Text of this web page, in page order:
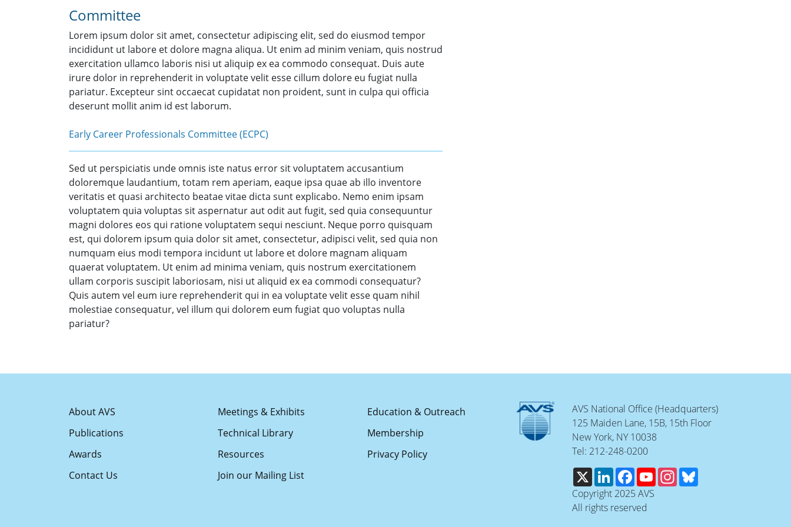
Committee
Lorem ipsum dolor sit amet, consectetur adipiscing elit, sed do eiusmod tempor
incididunt ut labore et dolore magna aliqua. Ut enim ad minim veniam, quis nostrud
exercitation ullamco laboris nisi ut aliquip ex ea commodo consequat. Duis aute
irure dolor in reprehenderit in voluptate velit esse cillum dolore eu fugiat nulla
pariatur. Excepteur sint occaecat cupidatat non proident, sunt in culpa qui officia
deserunt mollit anim id est laborum.
Early Career Professionals Committee (ECPC)
Sed ut perspiciatis unde omnis iste natus error sit voluptatem accusantium
doloremque laudantium, totam rem aperiam, eaque ipsa quae ab illo inventore
veritatis et quasi architecto beatae vitae dicta sunt explicabo. Nemo enim ipsam
voluptatem quia voluptas sit aspernatur aut odit aut fugit, sed quia consequuntur
magni dolores eos qui ratione voluptatem sequi nesciunt. Neque porro quisquam
est, qui dolorem ipsum quia dolor sit amet, consectetur, adipisci velit, sed quia non
numquam eius modi tempora incidunt ut labore et dolore magnam aliquam
quaerat voluptatem. Ut enim ad minima veniam, quis nostrum exercitationem
ullam corporis suscipit laboriosam, nisi ut aliquid ex ea commodi consequatur?
Quis autem vel eum iure reprehenderit qui in ea voluptate velit esse quam nihil
molestiae consequatur, vel illum qui dolorem eum fugiat quo voluptas nulla
pariatur?
About AVS Meetings & Exhibits
Education & Outreach
Publications
Technical Library
Membership
Awards
Resources
Privacy Policy
Contact Us
Join our Mailing List
AVS National Office (Headquarters)
125 Maiden Lane, 15B, 15th Floor
New York, NY 10038
Tel: 212-248-0200
X
LinkedInFacebookYouTubeInstagram
Copyright 2025 AVS
All rights reserved